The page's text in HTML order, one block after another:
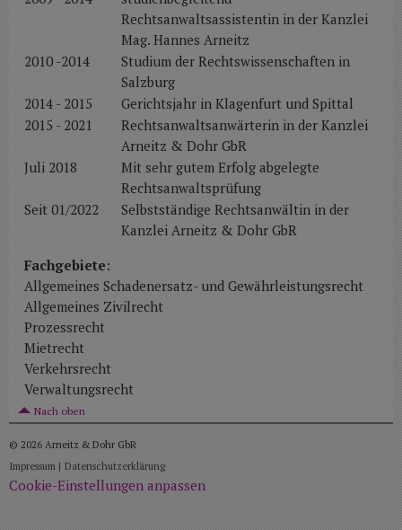
Rechtsanwaltsassistentin in der Kanzlei
Mag. Hannes Arneitz
2010 -2014
Studium der Rechtswissenschaften in
Salzburg
2014 - 2015
Gerichtsjahr in Klagenfurt und Spittal
2015 - 2021
Rechtsanwaltsanwärterin in der Kanzlei
Arneitz & Dohr GbR
Juli 2018
Mit sehr gutem Erfolg abgelegte
Rechtsanwaltsprüfung
Seit 01/2022
Selbstständige Rechtsanwältin in der
Kanzlei Arneitz & Dohr GbR
Fachgebiete:
Allgemeines Schadenersatz- und Gewährleistungsrecht
Allgemeines Zivilrecht
Prozessrecht
Mietrecht
Verkehrsrecht
Verwaltungsrecht
Nach oben
© 2026 Arneitz & Dohr GbR
Impressum | Datenschutzerklärung
Cookie-Einstellungen anpassen